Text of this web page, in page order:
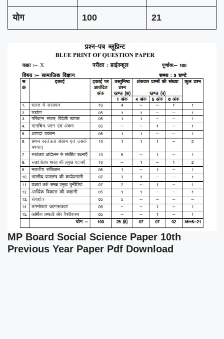
योग 100 21
MP Board Social Science Paper 10th
Previous Year Paper Pdf Download